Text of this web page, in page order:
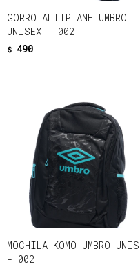
GORRO ALTIPLANE UMBRO
UNISEX - 002
$ 490
MOCHILA KOMO UMBRO
- 002